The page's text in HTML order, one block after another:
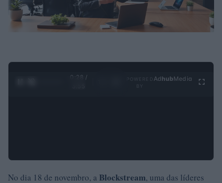
0:29 /
Ad hubMedia
No dia 18 de novembro, a Blockstream, uma das líderes